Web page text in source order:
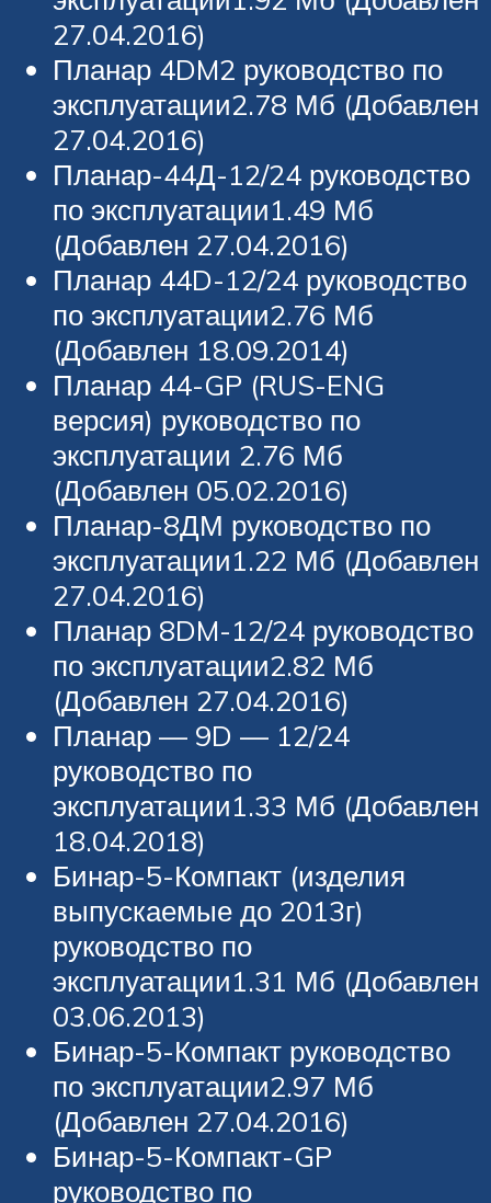
27.04.2016)
Планар 4DM2 руководство по
эксплуатации2.78 Мб (Добавлен
27.04.2016)
Планар-44Д-12/24 руководство
по эксплуатации1.49 Мб
(Добавлен 27.04.2016)
Планар 44D-12/24 руководство
по эксплуатации2.76 Мб
(Добавлен 18.09.2014)
Планар 44-GP (RUS-ENG
версия) руководство по
эксплуатации 2.76 Мб
(Добавлен 05.02.2016)
Планар-8ДМ руководство по
эксплуатации1.22 Мб (Добавлен
27.04.2016)
Планар 8DM-12/24 руководство
по эксплуатации2.82 Мб
(Добавлен 27.04.2016)
Планар — 9D — 12/24
руководство по
эксплуатации1.33 Мб (Добавлен
18.04.2018)
Бинар-5-Компакт (изделия
выпускаемые до 2013г)
руководство по
эксплуатации1.31 Мб (Добавлен
03.06.2013)
Бинар-5-Компакт руководство
по эксплуатации2.97 Мб
(Добавлен 27.04.2016)
Бинар-5-Компакт-GP
руководство по